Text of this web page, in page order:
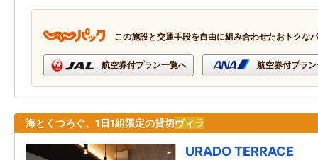
この施設と交通手段を自由に組み合わせたおトクな
航空券付プラン一覧へ 航空券付プラ
海とくつろぐ、1日1組限定の貸切ヴィラ
URADO TERRACE